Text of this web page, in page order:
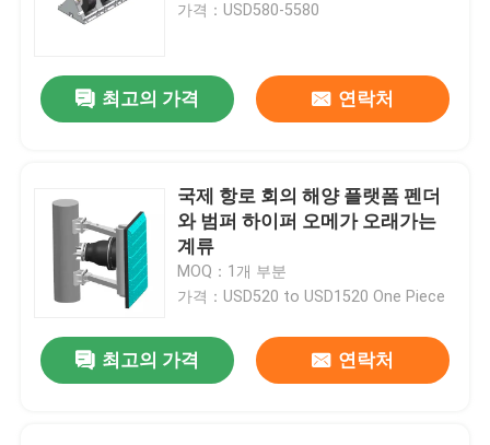
가격：USD580-5580
최고의 가격 연락처
국제 항로 회의 해양 플랫폼 펜더
와 범퍼 하이퍼 오메가 오래가는
계류
MOQ：1개 부분
가격：USD520 to USD1520 One Piece
최고의 가격 연락처